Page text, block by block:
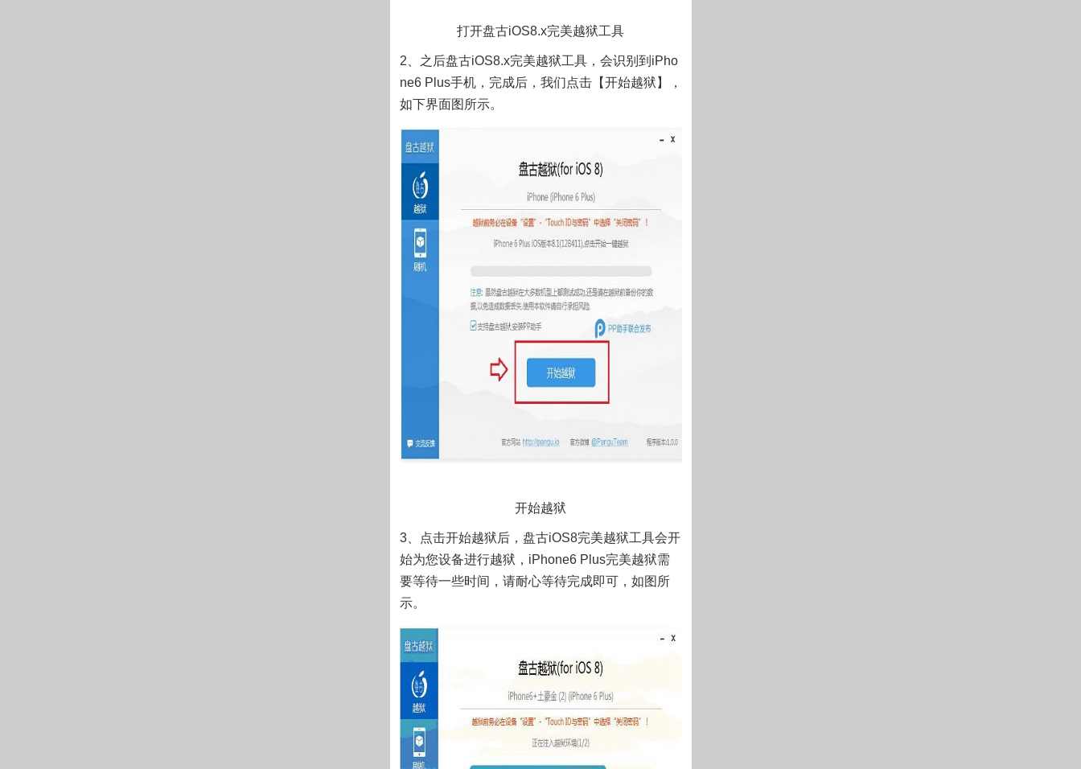
打开盘古iOS8.x完美越狱工具
2、之后盘古iOS8.x完美越狱工具，会识别到iPho
ne6 Plus手机，完成后，我们点击【开始越狱】，
如下界面图所示。
开始越狱
3、点击开始越狱后，盘古iOS8完美越狱工具会开
始为您设备进行越狱，iPhone6 Plus完美越狱需
要等待一些时间，请耐心等待完成即可，如图所
示。